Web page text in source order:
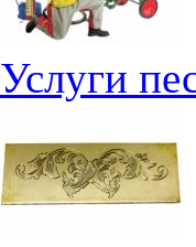
Услуги